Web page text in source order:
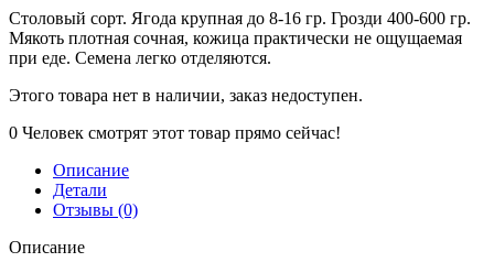
Столовый сорт. Ягода крупная до 8-16 гр. Грозди 400-600 гр.
Мякоть плотная сочная, кожица практически не ощущаемая
при еде. Семена легко отделяются.
Этого товара нет в наличии, заказ недоступен.
0 Человек смотрят этот товар прямо сейчас!
Описание
Детали
Отзывы (0)
Описание